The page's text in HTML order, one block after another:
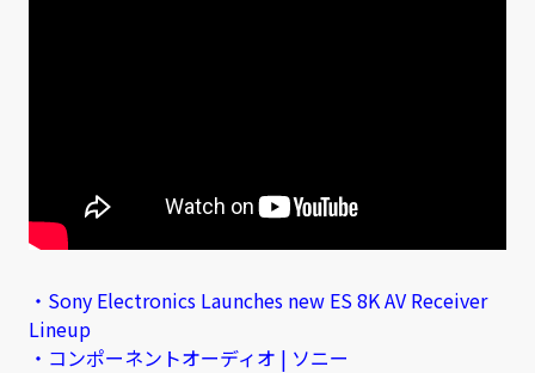
・Sony Electronics Launches new ES 8K AV Receiver
Lineup
・コンポーネントオーディオ | ソニー